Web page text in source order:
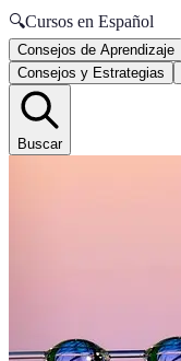
🔍Cursos en Español
Consejos de Aprendizaje
Consejos y Estrategias
Buscar